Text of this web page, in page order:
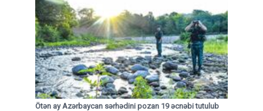
Ötən ay Azərbaycan sərhədini pozan 19 əcnəbi tutulub